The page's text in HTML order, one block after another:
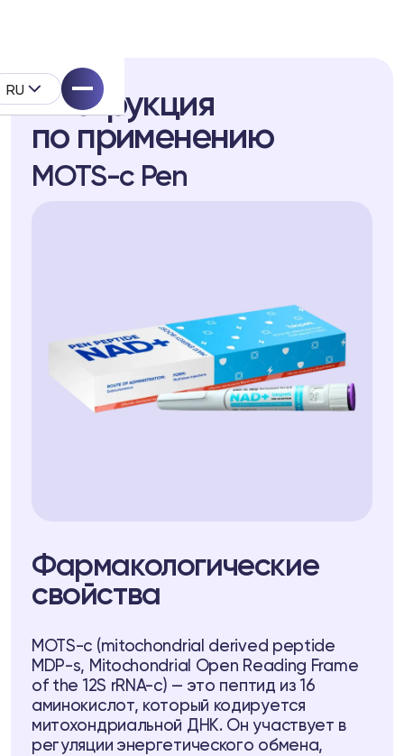
RU
Telegram
Инструкция
по применению
MOTS-c Pen
Фармакологические
свойства
MOTS-c (mitochondrial derived peptide
MDP-s, Mitochondrial Open Reading Frame
of the 12S rRNA-c) — это пептид из 16
аминокислот, который кодируется
митохондриальной ДНК. Он участвует в
регуляции энергетического обмена,